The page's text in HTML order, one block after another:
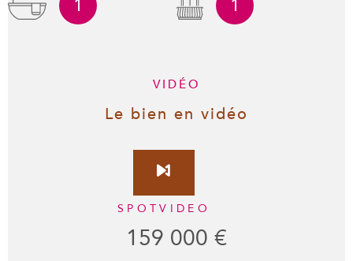
1 1
VIDÉO
Le bien en vidéo
SPOTVIDEO
159 000 €